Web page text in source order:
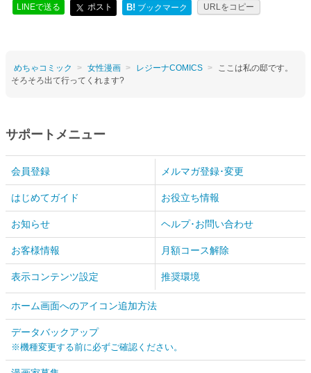
LINEで送る ポスト B! ブックマーク URLをコピー
めちゃコミック 女性漫画 レジーナCOMICS
ここは私の邸です。
そろそろ出て行ってくれます?
サポートメニュー
会員登録 メルマガ登録･変更
はじめてガイド お役立ち情報
お知らせ ヘルプ･お問い合わせ
お客様情報 月額コース解除
表示コンテンツ設定 推奨環境
ホーム画面へのアイコン追加方法
データバックアップ
※機種変更する前に必ずご確認ください。